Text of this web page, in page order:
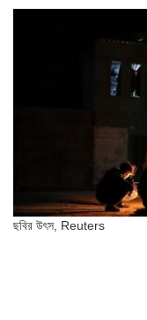
ছবির উৎস, Reuters